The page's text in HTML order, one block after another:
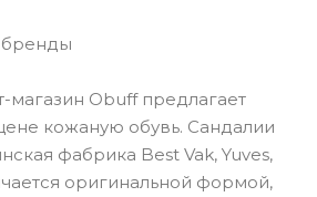
бренды
магазин Obuff предлагает
кожаную обувь. Сандалии
фабрика Best Vak, Yuves,
оригинальной формой,